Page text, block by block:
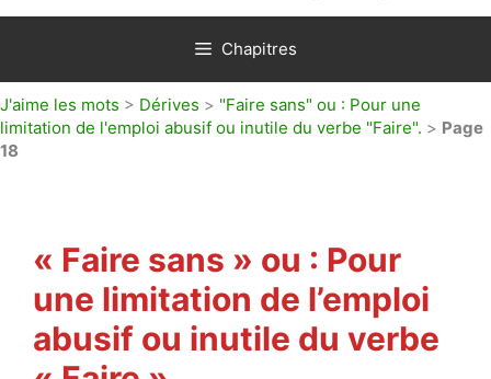
Chapitres
J'aime les mots > Dérives > "Faire sans" ou : Pour une
limitation de l'emploi abusif ou inutile du verbe "Faire". > Page
18
« Faire sans » ou : Pour
une limitation de l’emploi
abusif ou inutile du verbe